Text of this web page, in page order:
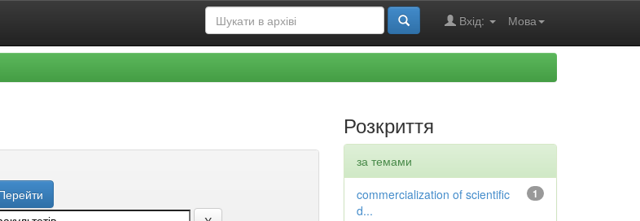
Мова
Вхід:
Розкриття
за темами
1
commercialization of scientific
d...